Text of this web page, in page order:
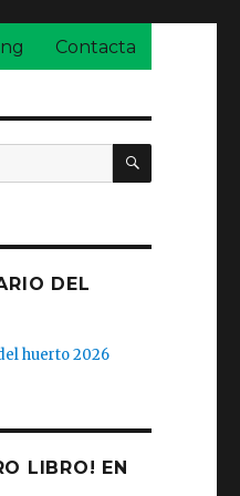
Contacta
BUSCAR
DEL
LIBRO! EN